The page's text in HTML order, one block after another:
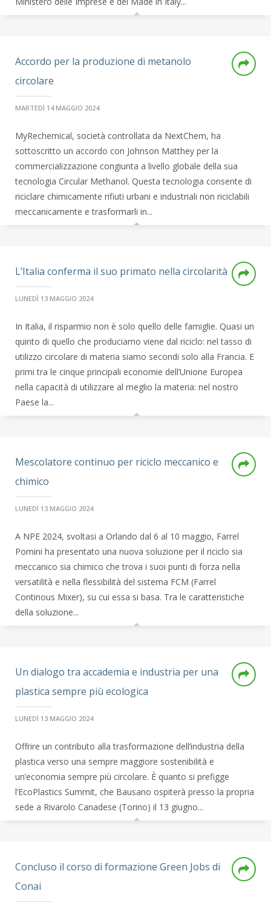
Accordo per la produzione di metanolo
circolare
MARTEDÌ 14 MAGGIO 2024
MyRechemical, società controllata da NextChem, ha
sottoscritto un accordo con Johnson Matthey per la
commercializzazione congiunta a livello globale della sua
tecnologia Circular Methanol. Questa tecnologia consente di
riciclare chimicamente rifiuti urbani e industriali non riciclabili
meccanicamente e trasformarli in...
L’Italia conferma il suo primato nella circolarità
LUNEDÌ 13 MAGGIO 2024
In Italia, il risparmio non è solo quello delle famiglie. Quasi un
quinto di quello che produciamo viene dal riciclo: nel tasso di
utilizzo circolare di materia siamo secondi solo alla Francia. E
primi tra le cinque principali economie dell’Unione Europea
nella capacità di utilizzare al meglio la materia: nel nostro
Paese la...
Mescolatore continuo per riciclo meccanico e
chimico
LUNEDÌ 13 MAGGIO 2024
A NPE 2024, svoltasi a Orlando dal 6 al 10 maggio, Farrel
Pomini ha presentato una nuova soluzione per il riciclo sia
meccanico sia chimico che trova i suoi punti di forza nella
versatilità e nella flessibilità del sistema FCM (Farrel
Continous Mixer), su cui essa si basa. Tra le caratteristiche
della soluzione...
Un dialogo tra accademia e industria per una
plastica sempre più ecologica
LUNEDÌ 13 MAGGIO 2024
Offrire un contributo alla trasformazione dell’industria della
plastica verso una sempre maggiore sostenibilità e
un’economia sempre più circolare. È quanto si prefigge
l’EcoPlastics Summit, che Bausano ospiterà presso la propria
sede a Rivarolo Canadese (Torino) il 13 giugno...
Concluso il corso di formazione Green Jobs di
Conai